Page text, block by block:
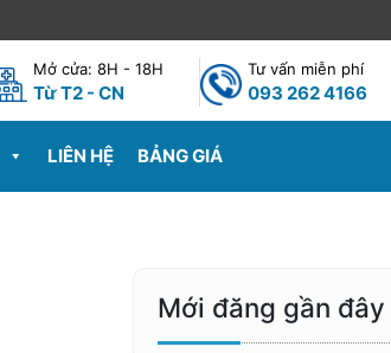
Mở cửa: 8H - 18H
Từ T2 - CN
Tư vấn miễn phí
093 262 4166
LIÊN HỆ BẢNG GIÁ
Mới đăng gần đây